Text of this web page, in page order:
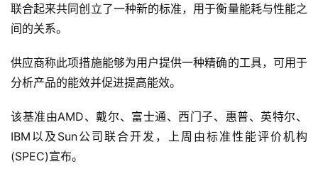
联合起来共同创立了一种新的标准，用于衡量能耗与性能之
间的关系。
供应商称此项措施能够为用户提供一种精确的工具，可用于
分析产品的能效并促进提高能效。
该基准由AMD、戴尔、富士通、西门子、惠普、英特尔、
IBM以及Sun公司联合开发，上周由标准性能评价机构
(SPEC)宣布。